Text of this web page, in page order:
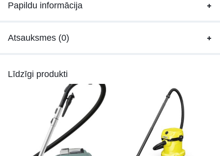
Papildu informācija
Atsauksmes (0)
Līdzīgi produkti